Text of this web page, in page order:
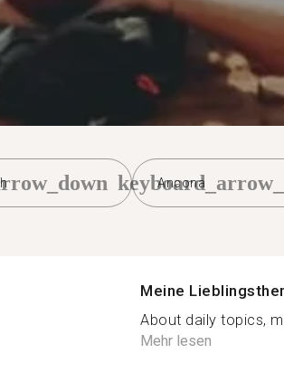
Ancona
Meine
About daily topics,
Mehr lesen